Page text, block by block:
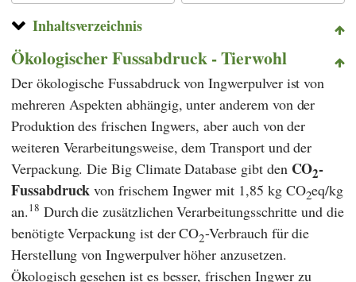
Inhaltsverzeichnis
Ökologischer Fussabdruck - Tierwohl
Der ökologische Fussabdruck von Ingwerpulver ist von
mehreren Aspekten abhängig, unter anderem von der
Produktion des frischen Ingwers, aber auch von der
weiteren Verarbeitungsweise, dem Transport und der
Verpackung. DieBig Climate Database gibt den CO2-
Fussabdruckvon frischem Ingwer mit 1,85 kg CO2eq/kg
an.18 Durchdie zusätzlichen Verarbeitungsschritte und die
benötigte Verpackung ist der CO2-Verbrauch für die
Herstellung von Ingwerpulver höher anzusetzen.
Ökologisch gesehen ist es besser, frischen Ingwer zu